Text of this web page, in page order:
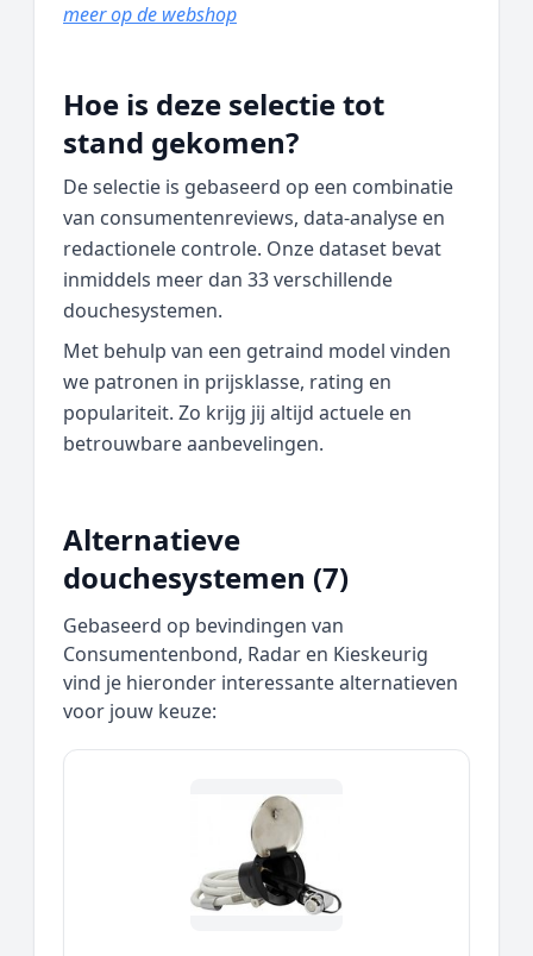
meer op de webshop
Hoe is deze selectie tot
stand gekomen?
De selectie is gebaseerd op een combinatie
van consumentenreviews, data‑analyse en
redactionele controle. Onze dataset bevat
inmiddels meer dan 33 verschillende
douchesystemen.
Met behulp van een getraind model vinden
we patronen in prijsklasse, rating en
populariteit. Zo krijg jij altijd actuele en
betrouwbare aanbevelingen.
Alternatieve
douchesystemen (7)
Gebaseerd op bevindingen van
Consumentenbond, Radar en Kieskeurig
vind je hieronder interessante alternatieven
voor jouw keuze: